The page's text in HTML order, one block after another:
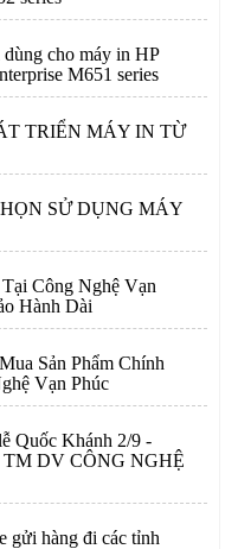
cho máy in HP
M651 series
TRIỂN MÁY IN TỪ
SỬ DỤNG MÁY
Công Nghệ Vạn
Hành Dài
Sản Phẩm Chính
Vạn Phúc
Quốc Khánh 2/9 -
DV CÔNG NGHỆ
gửi hàng đi các tỉnh